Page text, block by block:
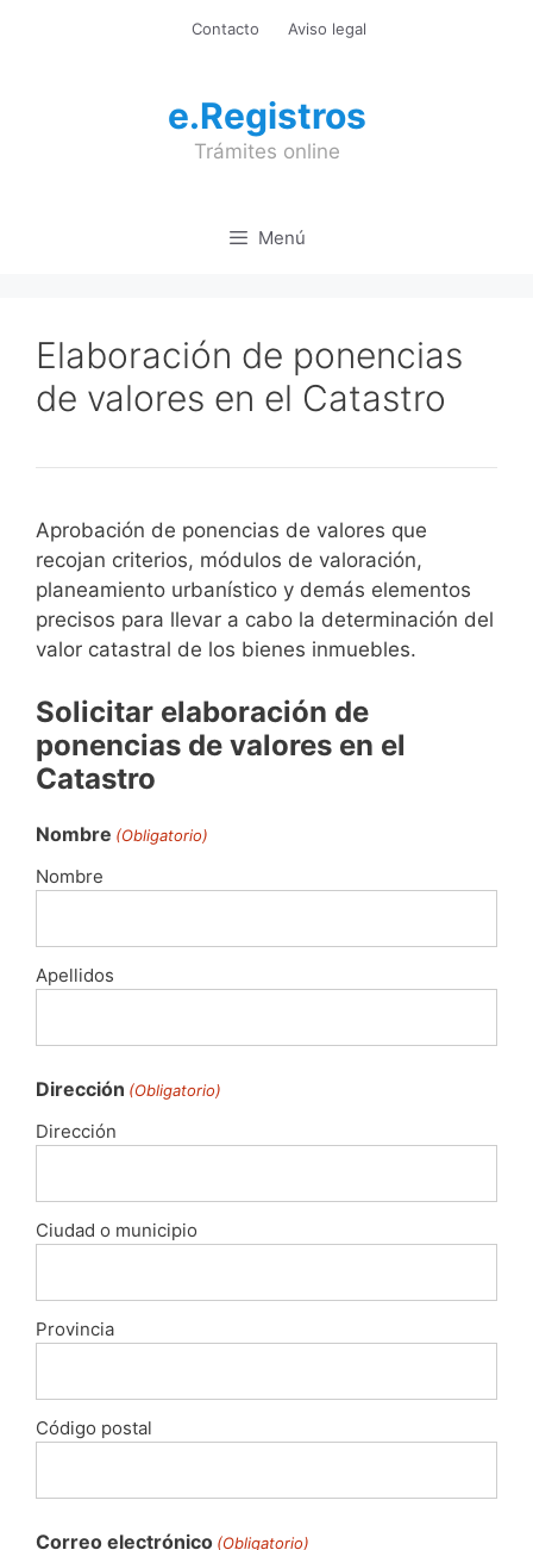
Contacto Aviso legal
e.Registros
Trámites online
Menú
Elaboración de ponencias
de valores en el Catastro
Aprobación de ponencias de valores que
recojan criterios, módulos de valoración,
planeamiento urbanístico y demás elementos
precisos para llevar a cabo la determinación del
valor catastral de los bienes inmuebles.
Solicitar elaboración de
ponencias de valores en el
Catastro
Nombre (Obligatorio)
Nombre
Apellidos
Dirección (Obligatorio)
Dirección
Ciudad o municipio
Provincia
Código postal
Correo electrónico (Obligatorio)